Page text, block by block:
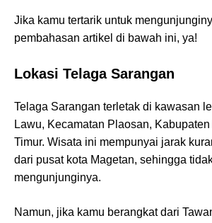
Jika kamu tertarik untuk
pembahasan artikel di bawah ini, ya!
Lokasi Telaga Sarangan
Telaga Sarangan terletak di kawasan
Lawu, Kecamatan Plaosan,
Timur. Wisata ini mempunyai jarak
dari pusat kota Magetan, sehingga
mengunjunginya.
Namun, jika kamu berangkat dari